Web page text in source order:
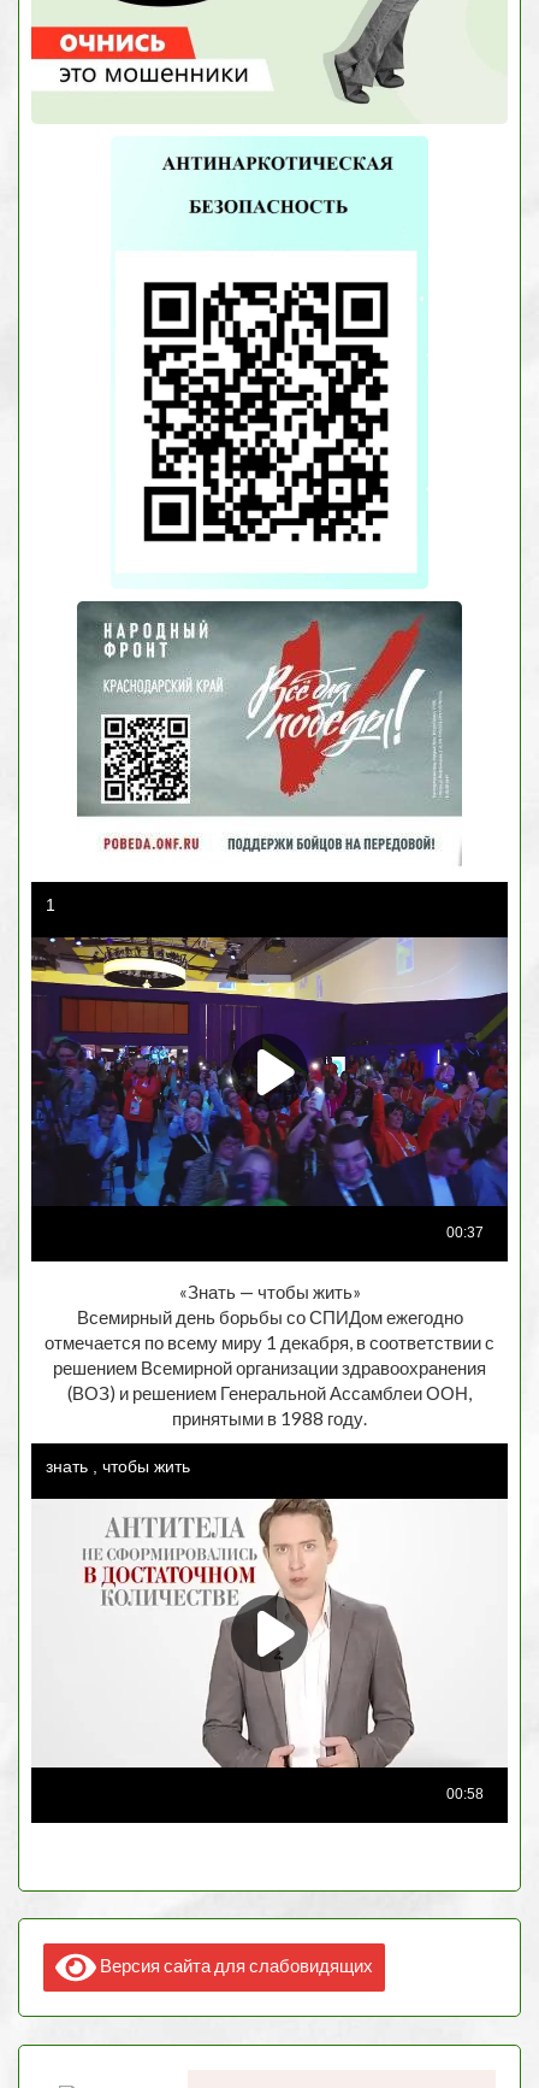
«Знать — чтобы жить»
Всемирный день борьбы со СПИДом ежегодно
отмечается по всему миру 1 декабря, в соответствии с
решением Всемирной организации здравоохранения
(ВОЗ) и решением Генеральной Ассамблеи ООН,
принятыми в 1988 году.
Версия сайта для слабовидящих